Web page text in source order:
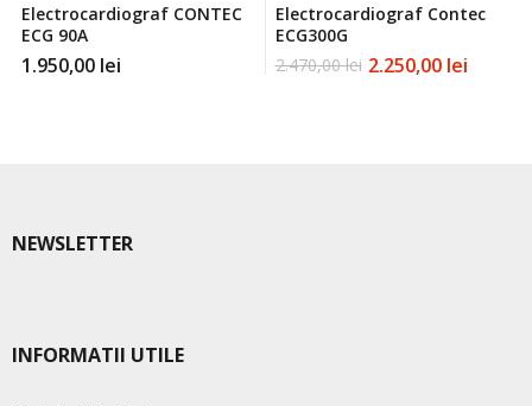
Electrocardiograf CONTEC
ECG 90A
1.950,00 lei
Electrocardiograf Contec
ECG300G
2.470,00lei
Prețul 2.250,00 lei
Prețul
NEWSLETTER
INFORMATII UTILE